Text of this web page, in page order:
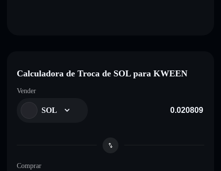
Calculadora de Troca de SOL para KWEEN
Vender
SOL
Comprar